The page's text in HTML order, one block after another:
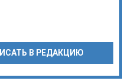
В РЕДАКЦИЮ